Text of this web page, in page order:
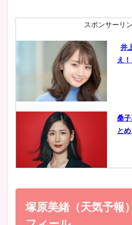
鈴
ヤ
豊
と
宇賀
スポンサーリ
井
え
桑
と
小
め！
塚原美緒（天気予報